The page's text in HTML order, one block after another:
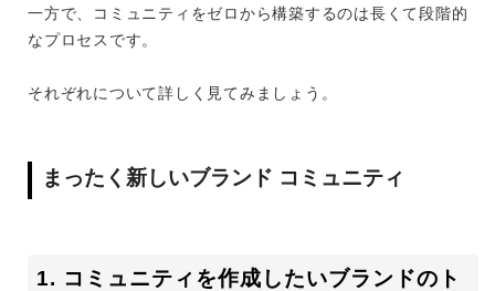
一方で、コミュニティをゼロから構築するのは長くて段階的
なプロセスです。
それぞれについて詳しく見てみましょう。
まったく新しいブランド コミュニティ
1. コミュニティを作成したいブランドのト